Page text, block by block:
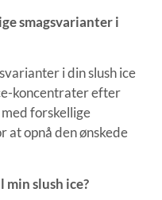
smagsvarianter i
i din slush ice
koncentrater efter
forskellige
opnå den ønskede
slush ice?